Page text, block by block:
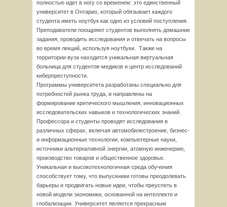
полностью идет в ногу со временем: это единственный
университет в Онтарио, который обязывает каждого
студента иметь ноутбук как одно из условий поступления.
Преподаватели поощряют студентов выполнять домашние
задания, проводить исследования и отвечать на вопросы
во время лекций, используя ноутбуки. Также на
территории вуза находится уникальная виртуальная
больница для студентов-медиков и центр исследований
киберпреступности.
Программы университета разработаны специально для
потребностей рынка труда, и направлены на
формирование критического мышления, инновационных
исследовательских навыков и технологических знаний.
Профессора и студенты проводят исследования в
различных сферах, включая автомобилестроение, бизнес-
и информационные технологии, компьютерные науки,
источники альтернативной энергии, атомную инженерию,
производство товаров и общественное здоровье.
Уникальная и высокотехнологичная среда обучения
способствует тому, что выпускники готовы преодолевать
барьеры и продвигать новые идеи, чтобы преуспеть в
новой модели экономики, основанной на интеллекте и
глобализации. Университет является прекрасным